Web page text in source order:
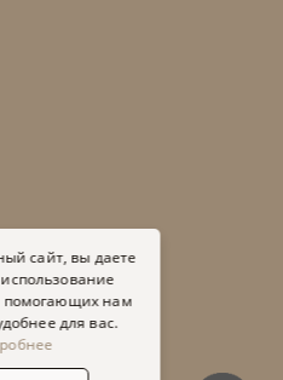
сайт, вы даете
помогающих нам
для вас.